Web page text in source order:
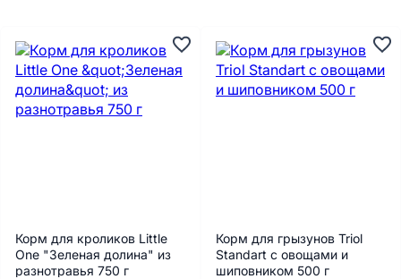
Корм для кроликов Little
One "Зеленая долина" из
разнотравья 750 г
Корм для грызунов Triol
Standart с овощами и
шиповником 500 г